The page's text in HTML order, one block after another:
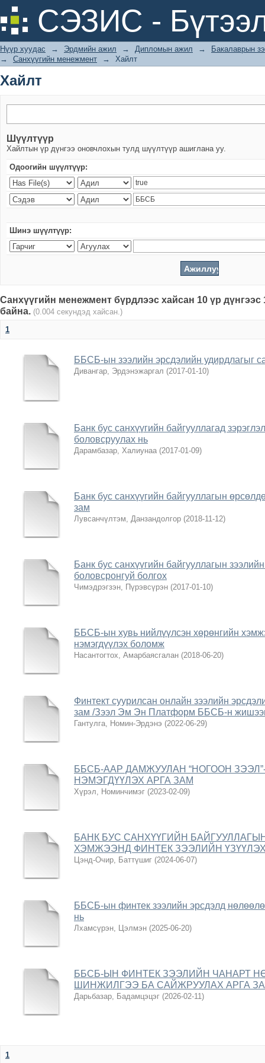
СЭЗИС -
Хайлт
Нүүр хуудас → Эрдмийн ажил → Дипломын ажил →
Бакалаврын
→
Санхүүгийн менежмент → Хайлт
Хайлт
Шүүлтүүр
Хайлтын үр дүнгээ оновчлохын тулд шүүлтүүр ашиглана уу.
Одоогийн шүүлтүүр:
Шинэ шүүлтүүр:
Санхүүгийн менежмент бүрдлээс хайсан 10 үр дүнгээс
байна. (0.004 секундэд хайсан.)
1
ББСБ-ын зээлийн эрсдэлийн удирдлагыг
Дивангар, Эрдэнэжаргал (2017-01-10)
Банк бус санхүүгийн байгууллагад
боловсруулах нь
Дарамбазар, Халиунаа (2017-01-09)
Банк бус санхүүгийн байгууллагын
зам
Лувсанчүлтэм, Данзандолгор (2018-11-12)
Банк бус санхүүгийн байгууллагын
боловсронгуй болгох
Чимэдрэгзэн, Пүрэвсүрэн (2017-01-10)
ББСБ-ын хувь нийлүүлсэн хөрөнгийн
нэмэгдүүлэх боломж
Насантогтох, Амарбаясгалан (2018-06-20)
Финтект суурилсан онлайн зээлийн
зам /Зээл Эм Эн Платформ ББСБ-н
Гантулга, Номин-Эрдэнэ (2022-06-29)
ББСБ-ААР ДАМЖУУЛАН “НОГООН
НЭМЭГДҮҮЛЭХ АРГА ЗАМ
Хүрэл, Номинчимэг (2023-02-09)
БАНК БУС САНХҮҮГИЙН
ХЭМЖЭЭНД ФИНТЕК ЗЭЭЛИЙН
Цэнд-Очир, Баттүшиг (2024-06-07)
ББСБ-ын финтек зээлийн эрсдэлд
нь
Лхамсүрэн, Цэлмэн (2025-06-20)
ББСБ-ЫН ФИНТЕК ЗЭЭЛИЙН ЧАНАРТ
ШИНЖИЛГЭЭ БА САЙЖРУУЛАХ АРГА
Дарьбазар, Бадамцэцэг (2026-02-11)
1